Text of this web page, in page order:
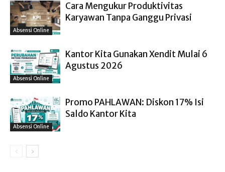
Absensi Online
Cara Mengukur Produktivitas
Karyawan Tanpa Ganggu Privasi
Absensi Online
Kantor Kita Gunakan Xendit Mulai 6
Agustus 2026
Absensi Online
Promo PAHLAWAN: Diskon 17% Isi
Saldo Kantor Kita